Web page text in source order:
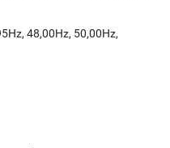
48,00Hz, 50,00Hz,